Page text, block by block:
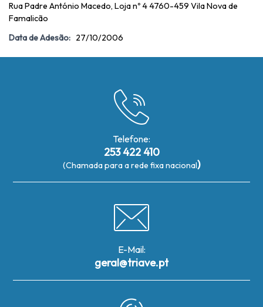
Rua Padre António Macedo, Loja nº 4 4760-459 Vila Nova de
Famalicão
Data de Adesão: 27/10/2006
Telefone:
253 422 410
(Chamada para a rede fixa nacional)
E-Mail:
geral@triave.pt